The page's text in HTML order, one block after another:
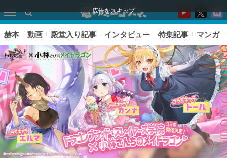
広告をスキップ
赫本 動画 殿堂入り記事 インタビュー 特集記事 マンガ